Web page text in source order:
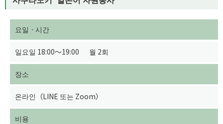
요일ㆍ시간
일요일 18:00～19:00 월 2회
장소
온라인（LINE 또는 Zoom）
비용